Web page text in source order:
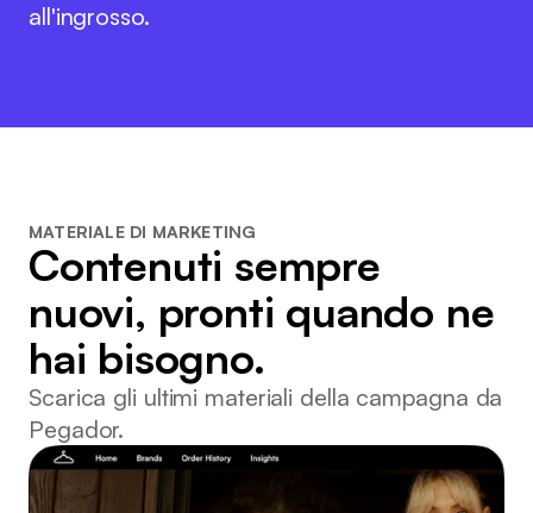
all'ingrosso.
MATERIALE DI MARKETING
Contenuti sempre
nuovi, pronti quando ne
hai bisogno.
Scarica gli ultimi materiali della campagna da
Pegador.